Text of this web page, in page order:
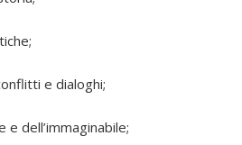
e dialoghi;
dell’immaginabile;